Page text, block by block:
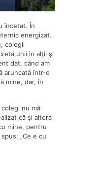
încetat. În
energizat.
colegii
unii în alţii şi
dat, când am
aruncată într-o
mine, dar, în
nu mă
că şi altora
mine, pentru
„Ce e cu